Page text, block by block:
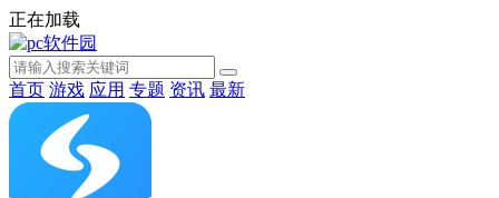
正在加载
首页 游戏 应用 专题 资讯 最新